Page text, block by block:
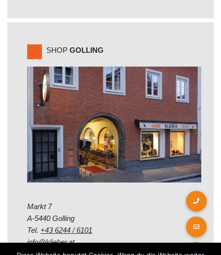
SHOP GOLLING
Markt 7
A-5440 Golling
Tel. +43 6244 / 6101
info@klieber.at